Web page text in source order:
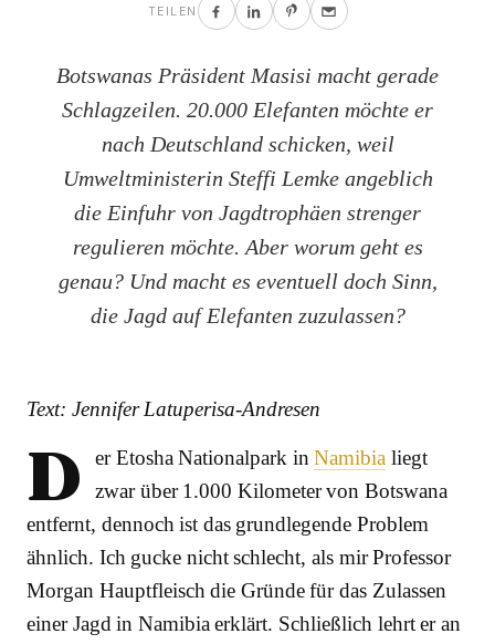
TEILEN
Botswanas Präsident Masisi macht gerade
Schlagzeilen. 20.000 Elefanten möchte er
nach Deutschland schicken, weil
Umweltministerin Steffi Lemke angeblich
die Einfuhr von Jagdtrophäen strenger
regulieren möchte. Aber worum geht es
genau? Und macht es eventuell doch Sinn,
die Jagd auf Elefanten zuzulassen?
Text: Jennifer Latuperisa-Andresen
D er Etosha Nationalpark inNamibia liegt
zwar über 1.000 Kilometer von Botswana
entfernt, dennoch ist das grundlegende Problem
ähnlich. Ich gucke nicht schlecht, als mir Professor
Morgan Hauptfleisch die Gründe für das Zulassen
einer Jagd in Namibia erklärt. Schließlich lehrt er an